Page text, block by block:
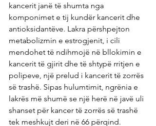
kancerit janë të shumta nga
komponimet e tij kundër kancerit dhe
antioksidantëve. Lakra përshpejton
metabolizmin e estrogjenit, i cili
mendohet të ndihmojë në bllokimin e
kancerit të gjirit dhe të shtypë rritjen e
polipeve, një prelud i kancerit të zorrës
së trashë. Sipas hulumtimit, ngrënia e
lakrës më shumë se një herë në javë uli
shanset për kancer të zorrës së trashë
tek meshkujt deri në 66 përqind.